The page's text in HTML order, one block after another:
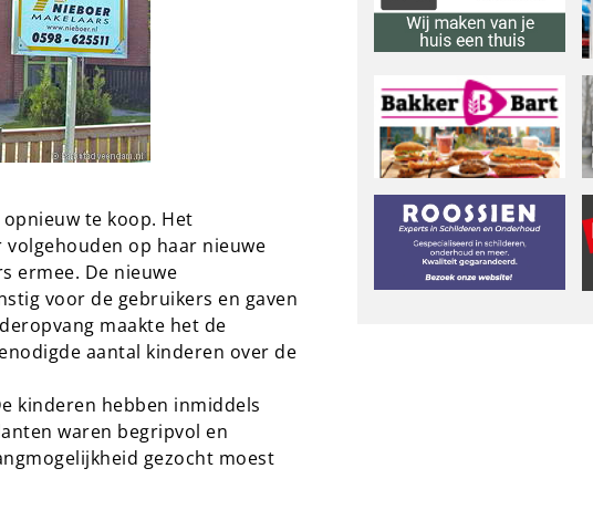
te koop. Het
op haar nieuwe
ermee. De nieuwe
voor de gebruikers en gaven
maakte het de
aantal kinderen over de
kinderen hebben inmiddels
waren begripvol en
gezocht moest